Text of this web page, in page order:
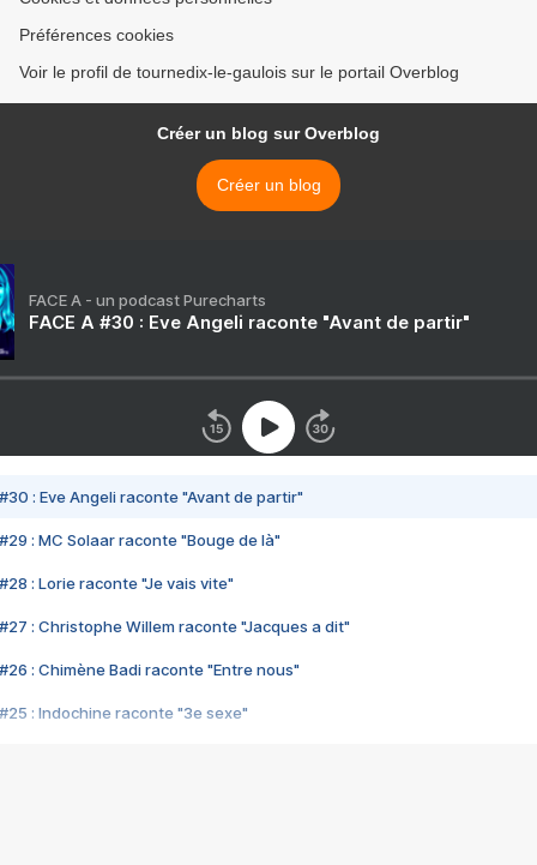
Préférences cookies
Voir le profil de tournedix-le-gaulois sur le portail Overblog
Créer un blog sur Overblog
Créer un blog
FACE A - un podcast Purecharts
FACE A #30 : Eve Angeli raconte "Avant de partir"
#30 : Eve Angeli raconte "Avant de partir"
#29 : MC Solaar raconte "Bouge de là"
#28 : Lorie raconte "Je vais vite"
#27 : Christophe Willem raconte "Jacques a dit"
#26 : Chimène Badi raconte "Entre nous"
#25 : Indochine raconte "3e sexe"